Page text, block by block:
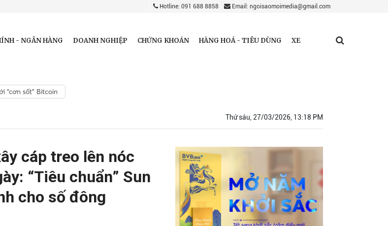
Hotline: 091 688 8858 Email: ngoisaomoimedia@gmail.com
- NGÂN HÀNG DOANH NGHIỆP CHỨNG KHOÁN HÀNG HOÁ - TIÊU DÙNG XE
“cơn sốt” Bitcoin
Thứ sáu, 27/03/2026, 13:18 PM
cáp treo lên nóc
“Tiêu chuẩn” Sun
cho số đông